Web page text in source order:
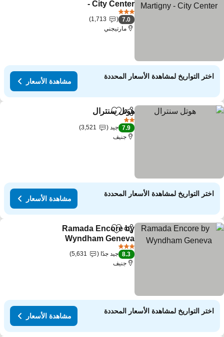
- City Center
7.0
1,713
مارتيجني
اختر التواريخ لمشاهدة الأسعار المحددة
مشاهدة الأسعار
مشاركةAdd to favorites
هوتل سنترال
7.9 جيد
3,521
جنيف
اختر التواريخ لمشاهدة الأسعار المحددة
مشاهدة الأسعار
مشاركةAdd to favorites
Ramada Encore by
Wyndham Geneva
8.3 جيد جدًا
5,631
جنيف
اختر التواريخ لمشاهدة الأسعار المحددة
مشاهدة الأسعار